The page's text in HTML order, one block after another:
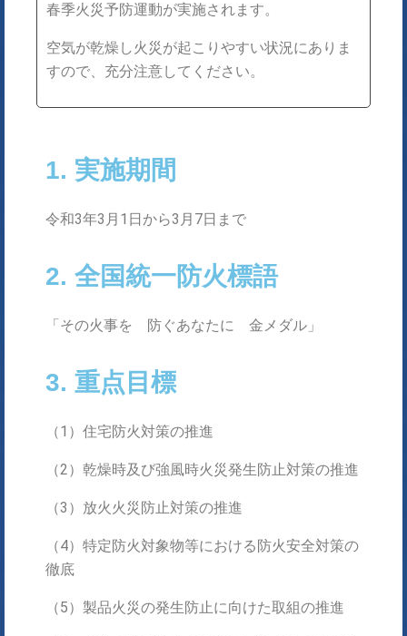
春季火災予防運動が実施されます。
空気が乾燥し火災が起こりやすい状況にありま
すので、充分注意してください。
1. 実施期間
令和3年3月1日から3月7日まで
2. 全国統一防火標語
「その火事を 防ぐあなたに 金メダル」
3. 重点目標
（1）住宅防火対策の推進
（2）乾燥時及び強風時火災発生防止対策の推進
（3）放火火災防止対策の推進
（4）特定防火対象物等における防火安全対策の
徹底
（5）製品火災の発生防止に向けた取組の推進